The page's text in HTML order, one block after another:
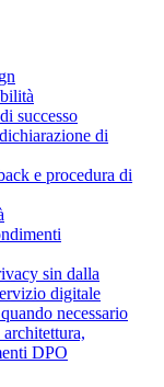
successo
di
e procedura di
sin dalla
digitale
necessario
DPO